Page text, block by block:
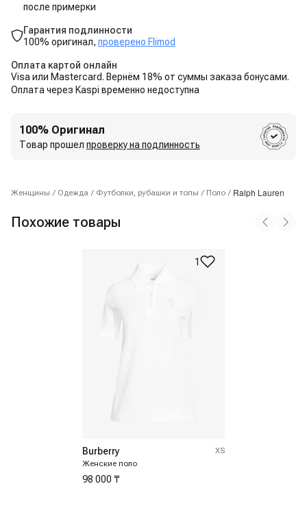
после примерки
Гарантия подлинности
100% оригинал, проверено Flimod
Оплата картой онлайн
Visa или Mastercard. Вернём 18% от суммы заказа бонусами.
Оплата через Kaspi временно недоступна
100% Оригинал
Товар прошел проверку на подлинность
Женщины / Одежда / Футболки, рубашки и топы / Поло / Ralph Lauren
Похожие товары
1
Burberry
Женские поло
XS
98 000 ₸